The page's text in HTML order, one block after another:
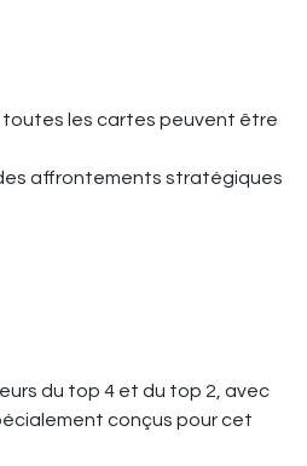
les cartes peuvent être
affrontements stratégiques
du top 4 et du top 2, avec
conçus pour cet